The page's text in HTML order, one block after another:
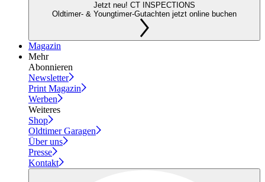
Jetzt neu! CT INSPECTIONS
Oldtimer- & Youngtimer-Gutachten jetzt online buchen
Magazin
Mehr
Abonnieren
Newsletter
Print Magazin
Werben
Weiteres
Shop
Oldtimer Garagen
Über uns
Presse
Kontakt